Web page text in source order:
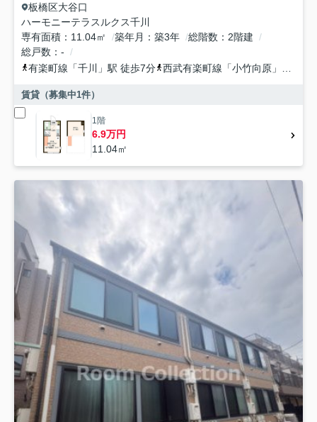
板橋区大谷口
ハーモニーテラスルクス千川
専有面積
11.04㎡ 築年月 築3年 総階数
2階建
総戸数
-
有楽町線 「千川 」駅 徒歩7分 西武有楽町線 「小竹向原 」駅 徒歩16分
賃貸（募集中1件）
1階
6.9万円
11.04㎡